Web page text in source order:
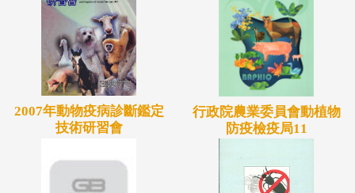
2007年動物疫病診斷鑑定
技術研習會
行政院農業委員會動植物
防疫檢疫局11